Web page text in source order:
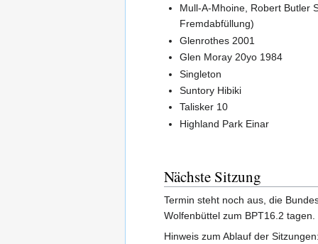
Mull-A-Mhoine, Robert Butler
Fremdabfüllung)
Glenrothes 2001
Glen Moray 20yo 1984
Singleton
Suntory Hibiki
Talisker 10
Highland Park Einar
Nächste Sitzung
Termin steht noch aus, die
Wolfenbüttel zum BPT16.2 tagen.
Hinweis zum Ablauf der